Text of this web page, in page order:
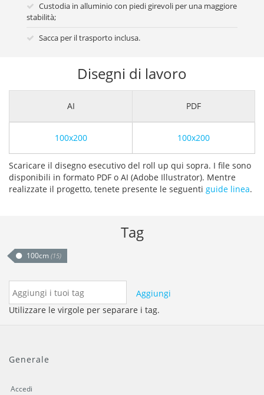
Custodia in alluminio con piedi girevoli per una maggiore
stabilità;
Sacca per il trasporto inclusa.
Disegni di lavoro
AI PDF
100x200 100x200
Scaricare il disegno esecutivo del roll up qui sopra. I file sono
disponibili in formato PDF o AI (Adobe Illustrator). Mentre
realizzate il progetto, tenete presente le seguenti guide linea.
Tag
100cm (15)
Aggiungi
Utilizzare le virgole per separare i tag.
Generale
Accedi